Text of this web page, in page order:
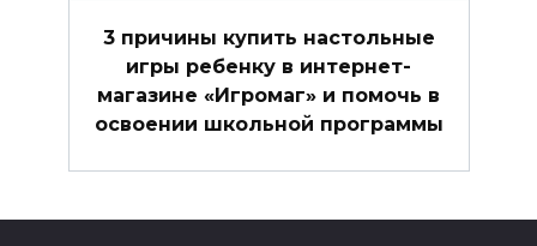
3 причины купить настольные
игры ребенку в интернет-
магазине «Игромаг» и помочь в
освоении школьной программы